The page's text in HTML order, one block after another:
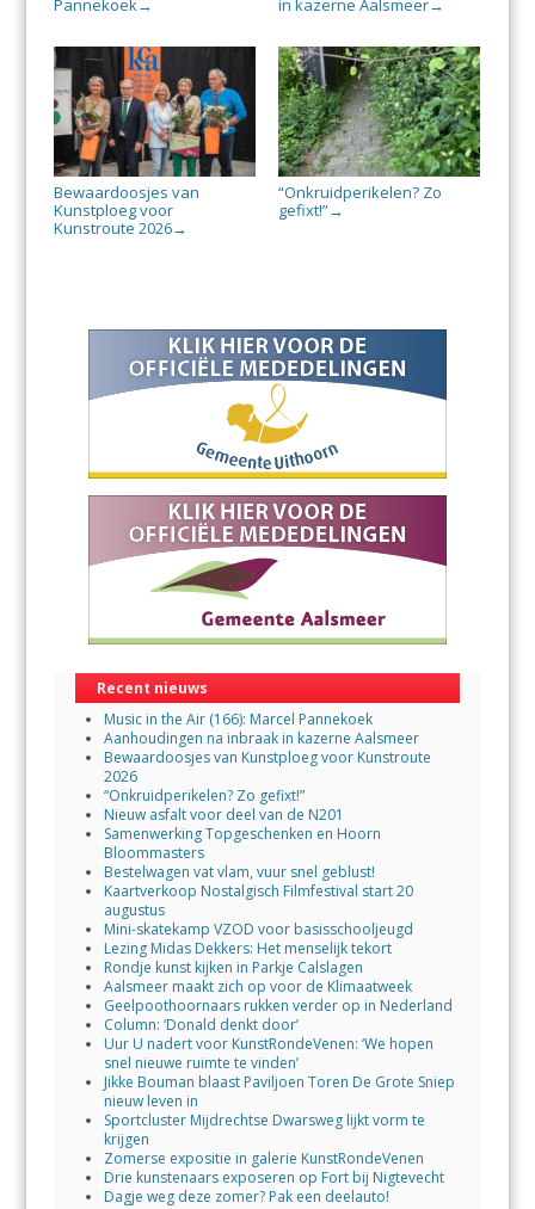
Pannekoek→ in kazerne Aalsmeer→
Bewaardoosjes van
Kunstploeg voor
Kunstroute 2026→
“Onkruidperikelen? Zo
gefixt!”→
Recent nieuws
Music in the Air (166): Marcel Pannekoek
Aanhoudingen na inbraak in kazerne Aalsmeer
Bewaardoosjes van Kunstploeg voor Kunstroute
2026
“Onkruidperikelen? Zo gefixt!”
Nieuw asfalt voor deel van de N201
Samenwerking Topgeschenken en Hoorn
Bloommasters
Bestelwagen vat vlam, vuur snel geblust!
Kaartverkoop Nostalgisch Filmfestival start 20
augustus
Mini-skatekamp VZOD voor basisschooljeugd
Lezing Midas Dekkers: Het menselijk tekort
Rondje kunst kijken in Parkje Calslagen
Aalsmeer maakt zich op voor de Klimaatweek
Geelpoothoornaars rukken verder op in Nederland
Column: ‘Donald denkt door’
Uur U nadert voor KunstRondeVenen: ‘We hopen
snel nieuwe ruimte te vinden’
Jikke Bouman blaast Paviljoen Toren De Grote Sniep
nieuw leven in
Sportcluster Mijdrechtse Dwarsweg lijkt vorm te
krijgen
Zomerse expositie in galerie KunstRondeVenen
Drie kunstenaars exposeren op Fort bij Nigtevecht
Dagje weg deze zomer? Pak een deelauto!